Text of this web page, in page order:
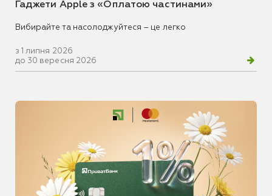
Гаджети Apple з «Оплатою частинами»
Вибирайте та насолоджуйтеся – це легко
з 1 липня 2026
до 30 вересня 2026